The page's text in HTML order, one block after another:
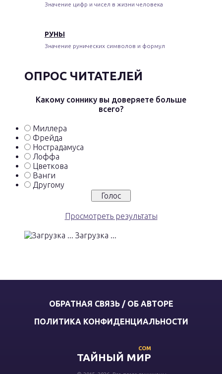
Значение цифр и чисел в жизни человека
РУНЫ
Значение рунических символов и формул
ОПРОС ЧИТАТЕЛЕЙ
Какому соннику вы доверяете больше
всего?
Миллера
Фрейда
Нострадамуса
Лоффа
Цветкова
Ванги
Другому
Просмотреть результаты
Загрузка ...
ОБРАТНАЯ СВЯЗЬ / ОБ АВТОРЕ
ПОЛИТИКА КОНФИДЕНЦИАЛЬНОСТИ
ТАЙНЫЙ МИР
COM